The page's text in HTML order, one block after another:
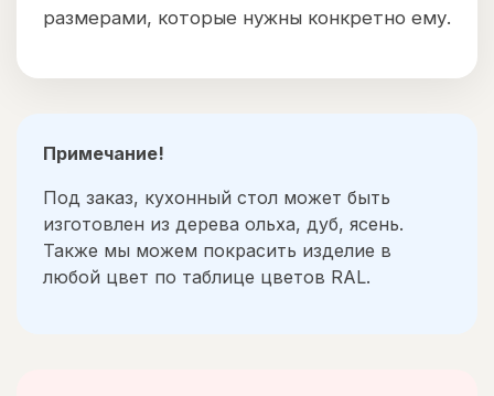
размерами, которые нужны конкретно ему.
Примечание!
Под заказ, кухонный стол может быть
изготовлен из дерева ольха, дуб, ясень.
Также мы можем покрасить изделие в
любой цвет по таблице цветов RAL.